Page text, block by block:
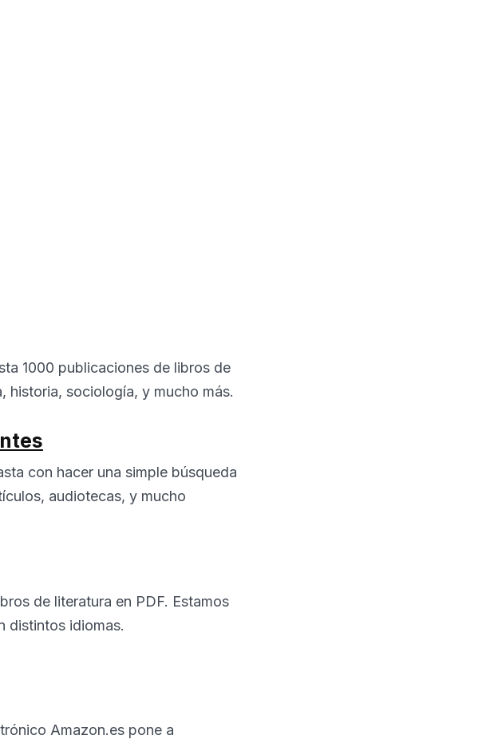
1000 publicaciones de libros de
historia, sociología, y mucho más.
con hacer una simple búsqueda
audiotecas, y mucho
de literatura en PDF. Estamos
distintos idiomas.
Amazon.es pone a